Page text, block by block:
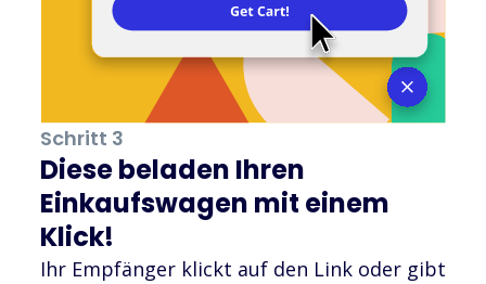
Schritt 3
Diese beladen Ihren
Einkaufswagen mit einem
Klick!
Ihr Empfänger klickt auf den Link oder gibt